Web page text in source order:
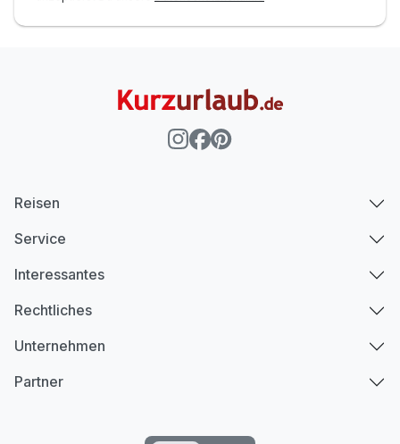
Reisen
Service
Interessantes
Rechtliches
Unternehmen
Partner